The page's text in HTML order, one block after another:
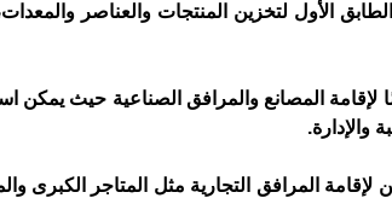
الأول لتخزين المنتجات والعناصر
لإقامة المصانع والمرافق الصناعية حيث يمكن
والإدارة.
لإقامة المرافق التجارية مثل المتاجر الكبرى